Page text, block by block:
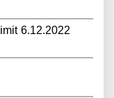
6.12.2022